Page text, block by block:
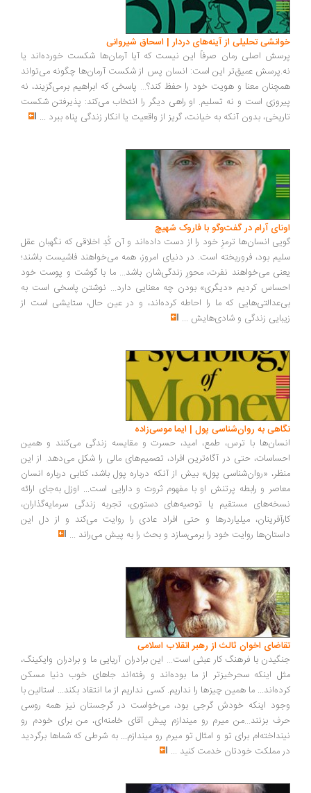
خوانشی تحلیلی از آینه‌های دردار | اسحاق شیروانی
پرسش اصلی رمان صرفاً این نیست که آیا آرمان‌ها شکست خورده‌اند یا
نه.پرسش عمیق‌تر این است: انسان پس از شکست آرمان‌ها چگونه می‌تواند
همچنان معنا و هویت خود را حفظ کند؟... پاسخی که ابراهیم برمی‌گزیند، نه
پیروزی است و نه تسلیم. او راهی دیگر را انتخاب می‌کند: پذیرفتن شکست
تاریخی، بدون آنکه به خیانت، گریز از واقعیت یا انکار زندگی پناه ببرد ...
اونای آرام در گفت‌وگو با فاروک شهیچ‭
گویی انسان‌ها ترمزِ خود را از دست داده‌اند و آن کُدِ اخلاقی که نگهبان عقل
سلیم بود، فروریخته است. در دنیای امروز، همه می‌خواهند فاشیست باشند؛
یعنی می‌خواهند نفرت، محورِ زندگی‌شان باشد... ما با گوشت و پوست خود
احساس کردیم «دیگری» بودن چه معنایی دارد... نوشتن پاسخی است به
بی‌عدالتی‌هایی که ما را احاطه کرده‌اند، و در عین حال، ستایشی است از
زیبایی زندگی و شادی‌هایش ...
نگاهی به روان‌شناسی پول | ایما موسی‌زاده
انسان‌ها با ترس، طمع، امید، حسرت و مقایسه زندگی می‌کنند و همین
احساسات، حتی در آگاه‌ترین افراد، تصمیم‌های مالی را شکل می‌دهد. از این
منظر، «روان‌شناسی پول» بیش از آنکه درباره پول باشد، کتابی درباره انسان
معاصر و رابطه پرتنش او با مفهوم ثروت و دارایی است... اوزل به‌جای ارائه
نسخه‌های مستقیم یا توصیه‌های دستوری، تجربه زندگی سرمایه‌گذاران،
کارآفرینان، میلیاردرها و حتی افراد عادی را روایت می‌کند و از دل این
داستان‌ها روایت خود را برمی‌سازد و بحث را به پیش می‌راند ...
تقاضای اخوان ثالث از رهبر انقلاب اسلامی
جنگیدن با فرهنگ کار عبثی است... این برادران آریایی ما و برادران وایکینگ،
مثل اینکه سحرخیزتر از ما بوده‌اند و رفته‌اند جاهای خوب دنیا مسکن
کرده‌اند... ما همین چیزها را نداریم. کسی نداریم از ما انتقاد بکند... استالین با
وجود اینکه خودش گرجی بود، می‌خواست در گرجستان نیز همه روسی
حرف بزنند...من میرم رو میندازم پیش آقای خامنه‌ای، من برای خودم رو
نینداخته‌ام برای تو و امثال تو میرم رو میندازم... به شرطی که شماها برگردید
در مملکت خودتان خدمت کنید ...